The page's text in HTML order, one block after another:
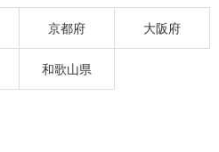
京都府 大阪府
和歌山県